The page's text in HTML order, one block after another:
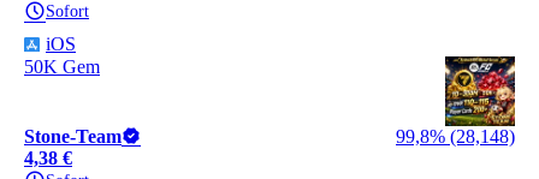
Sofort
iOS
50K Gem
Stone-Team
99,8% (28,148)
4,38 €